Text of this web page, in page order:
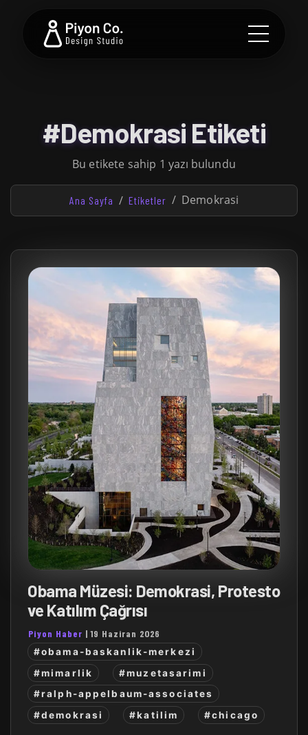
#Demokrasi Etiketi
Bu etikete sahip 1 yazı bulundu
Ana Sayfa Etiketler Demokrasi
Obama Müzesi: Demokrasi, Protesto
ve Katılım Çağrısı
Piyon Haber |19 Haziran 2026
#obama-baskanlik-merkezi
#mimarlik
#muzetasarimi
#ralph-appelbaum-associates
#demokrasi
#katilim #chicago